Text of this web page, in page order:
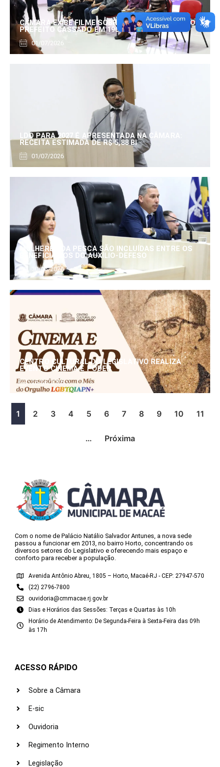
CÂMARA EXIBE FILME SOBRE EDUARDO SERRANO,
PREFEITO CASSADO EM 1960
01/07/2026
LDO PARA 2027 É APRESENTADA NA CÂMARA:
RECEITA ESTIMADA DE R$ 5,88 BI
01/07/2026
MULHERES DA PESCA SÃO INCLUÍDAS ENTRE OS
BENEFICIÁRIOS DO AUXÍLIO-DEFESO
30/06/2026
CENTRO CULTURAL DO LEGISLATIVO REALIZA
EVENTO CINEMA E PODER
25/06/2026
1 2 3 4 5 6 7 8 9 10 11
… Próxima
Com o nome de Palácio Natálio Salvador Antunes, a nova sede
passou a funcionar em 2013, no bairro Horto, concentrando os
diversos setores do Legislativo e oferecendo mais espaço e
conforto para receber a população.
Avenida Antônio Abreu, 1805 – Horto, Macaé-RJ - CEP: 27947-570
(22) 2796-7800
ouvidoria@cmmacae.rj.gov.br
Dias e Horários das Sessões: Terças e Quartas às 10h
Horário de Atendimento: De Segunda-Feira à Sexta-Feira das 09h
às 17h
ACESSO RÁPIDO
Sobre a Câmara
E-sic
Ouvidoria
Regimento Interno
Legislação